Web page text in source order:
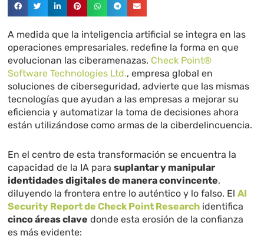
A medida que la inteligencia artificial se integra en las
operaciones empresariales, redefine la forma en que
evolucionan las ciberamenazas. Check Point®
Software Technologies Ltd., empresa global en
soluciones de ciberseguridad, advierte que las mismas
tecnologías que ayudan a las empresas a mejorar su
eficiencia y automatizar la toma de decisiones ahora
están utilizándose como armas de la ciberdelincuencia.
En el centro de esta transformación se encuentra la
capacidad de la IA parasuplantar y manipular
identidades digitales de manera convincente,
diluyendo la frontera entre lo auténtico y lo falso. ElAI
Security Report de Check Point Research identifica
cinco áreas clave donde esta erosión de la confianza
es más evidente: